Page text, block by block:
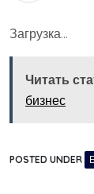
Загрузка…
Читать
бизнес
POSTED UNDER